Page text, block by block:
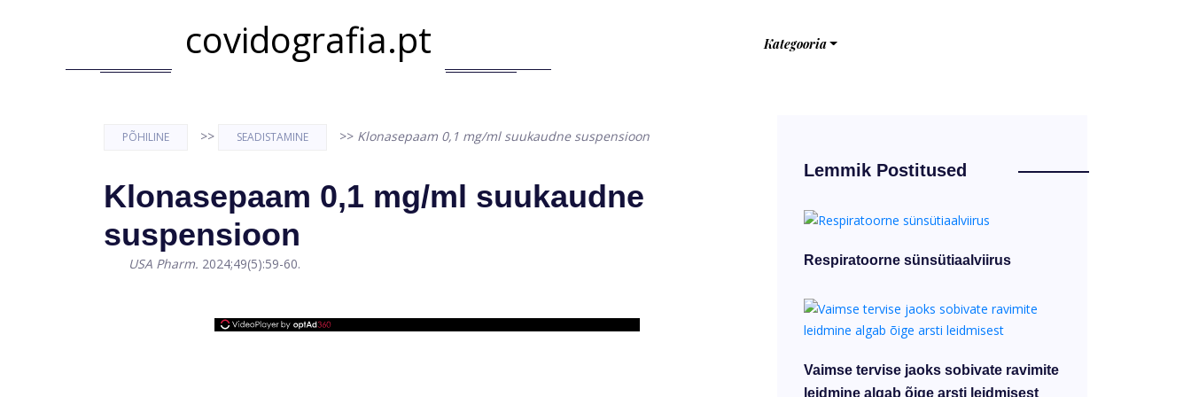
covidografia.pt Kategooria
PÕHILINE >> SEADISTAMINE >> Klonasepaam 0,1 mg/ml suukaudne suspensioon
Klonasepaam 0,1 mg/ml suukaudne
suspensioon
USA Pharm. 2024;49(5):59-60.
Lemmik Postitused
Respiratoorne sünsütiaalviirus
Vaimse tervise jaoks sobivate ravimite
leidmine algab õige arsti leidmisest